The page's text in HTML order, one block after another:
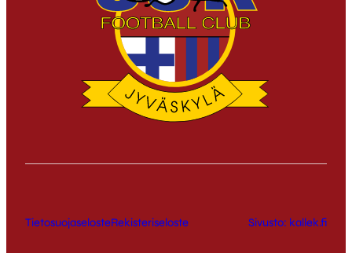
TietosuojaselosteRekisteriseloste Sivusto: kallek.fi